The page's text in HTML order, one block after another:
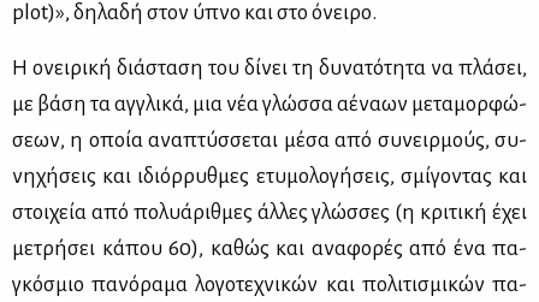
plot)», δη­λα­δή στον ύπνο και στο όνει­ρο.
Η ονει­ρι­κή διά­στα­ση του δί­νει τη δυ­να­τό­τη­τα να πλά­σει,
με βά­ση τα αγ­γλι­κά, μια νέα γλώσ­σα αέ­να­ων με­τα­μορ­φώ­
σε­ων, η οποία ανα­πτύσ­σε­ται μέ­σα από συ­νειρ­μούς, συ­
νη­χή­σεις και ιδιόρ­ρυθ­μες ετυ­μο­λο­γή­σεις, σμί­γο­ντας και
στοι­χεία από πο­λυά­ριθ­μες άλ­λες γλώσ­σες (η κρι­τι­κή έχει
με­τρή­σει κά­που 60), κα­θώς και ανα­φο­ρές από ένα πα­
γκό­σμιο πα­νό­ρα­μα λο­γο­τε­χνι­κών και πο­λι­τι­σμι­κών πα­